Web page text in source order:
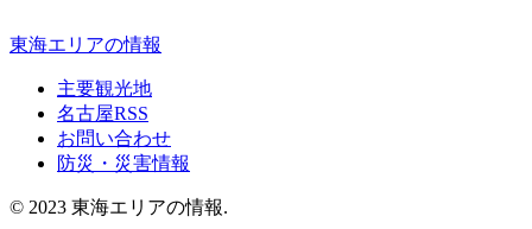
東海エリアの情報
主要観光地
名古屋RSS
お問い合わせ
防災・災害情報
© 2023 東海エリアの情報.